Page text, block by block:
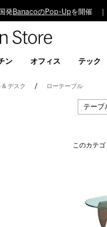
発 BanacoのPop-Upを開催
Design
ン オフィス テック
& デスク ローテーブル
テーブ
このカテ